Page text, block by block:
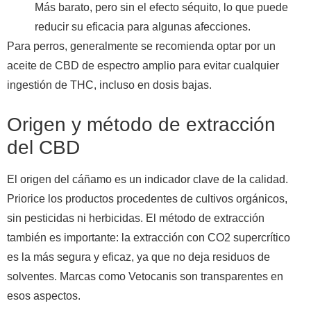
Más barato, pero sin el efecto séquito, lo que puede
reducir su eficacia para algunas afecciones.
Para perros, generalmente se recomienda optar por un
aceite de CBD de espectro amplio para evitar cualquier
ingestión de THC, incluso en dosis bajas.
Origen y método de extracción
del CBD
El origen del cáñamo es un indicador clave de la calidad.
Priorice los productos procedentes de cultivos orgánicos,
sin pesticidas ni herbicidas. El método de extracción
también es importante: la extracción con CO2 supercrítico
es la más segura y eficaz, ya que no deja residuos de
solventes. Marcas como Vetocanis son transparentes en
esos aspectos.